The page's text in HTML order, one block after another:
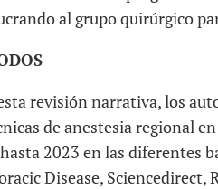
al grupo quirúrgico
revisión narrativa, los
de anestesia regional
2023 en las diferentes
Disease, Sciencedirect,